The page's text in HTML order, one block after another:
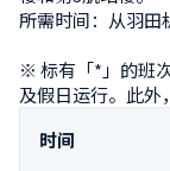
所需时间：从羽田
※ 标有「*」的班
及假日运行。此外
时间